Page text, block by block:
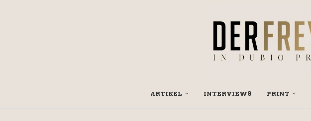
ARTIKEL INTERVIEWS PRINT